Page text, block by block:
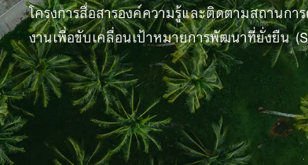
โครงการสื่อสารองค์ความรู้และติดตามสถานกา
งานเพื่อขับเคลื่อนเป้าหมายการพัฒนาที่ยั่งยืน